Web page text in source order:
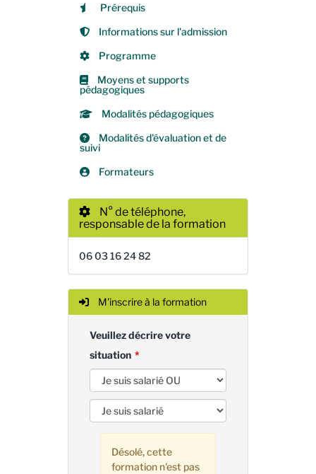
Prérequis
Informations sur l'admission
Programme
Moyens et supports
pédagogiques
Modalités pédagogiques
Modalités d'évaluation et de
suivi
Formateurs
N° de téléphone,
responsable de la formation
06 03 16 24 82
M'inscrire à la formation
Veuillez décrire votre
situation
Désolé, cette
formation n'est pas